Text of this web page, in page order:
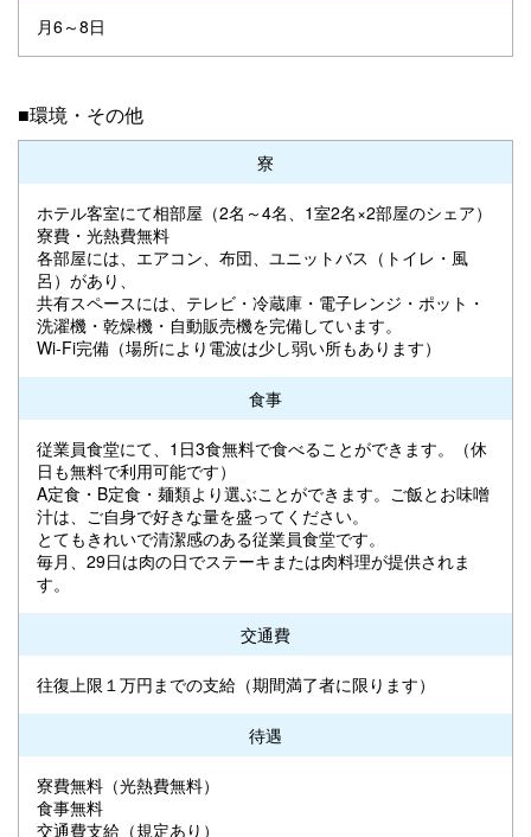
月6～8日
■環境・その他
寮
ホテル客室にて相部屋（2名～4名、1室2名×2部屋のシェア）
寮費・光熱費無料
各部屋には、エアコン、布団、ユニットバス（トイレ・風
呂）があり、
共有スペースには、テレビ・冷蔵庫・電子レンジ・ポット・
洗濯機・乾燥機・自動販売機を完備しています。
Wi-Fi完備（場所により電波は少し弱い所もあります）
食事
従業員食堂にて、1日3食無料で食べることができます。（休
日も無料で利用可能です）
A定食・B定食・麺類より選ぶことができます。ご飯とお味噌
汁は、ご自身で好きな量を盛ってください。
とてもきれいで清潔感のある従業員食堂です。
毎月、29日は肉の日でステーキまたは肉料理が提供されま
す。
交通費
往復上限１万円までの支給（期間満了者に限ります）
待遇
寮費無料（光熱費無料）
食事無料
交通費支給（規定あり）